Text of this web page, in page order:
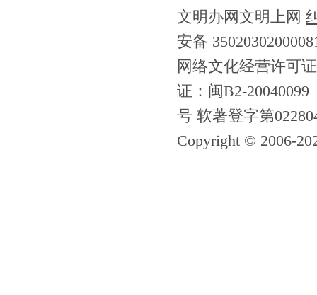
文明办网文明上网
安备
网络文化经营许可
证：闽B2-20040099
号 软著登字第
Copyright © 2006-